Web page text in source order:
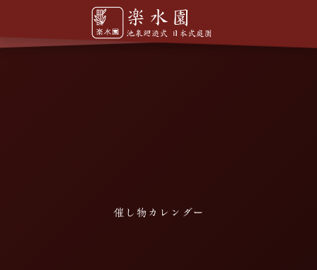
催し物カレンダー